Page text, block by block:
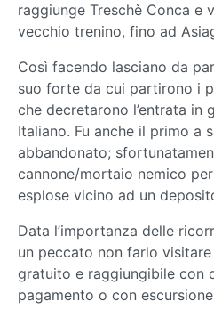
raggiunge Treschè Conca e
vecchio trenino, fino ad
Così facendo lasciano da
suo forte da cui partirono i
che decretarono l’entrata in
Italiano. Fu anche il primo a
abbandonato;
cannone/mortaio nemico
esplose vicino ad un
Data l’importanza delle
un peccato non farlo visitare
gratuito e raggiungibile con
pagamento o con